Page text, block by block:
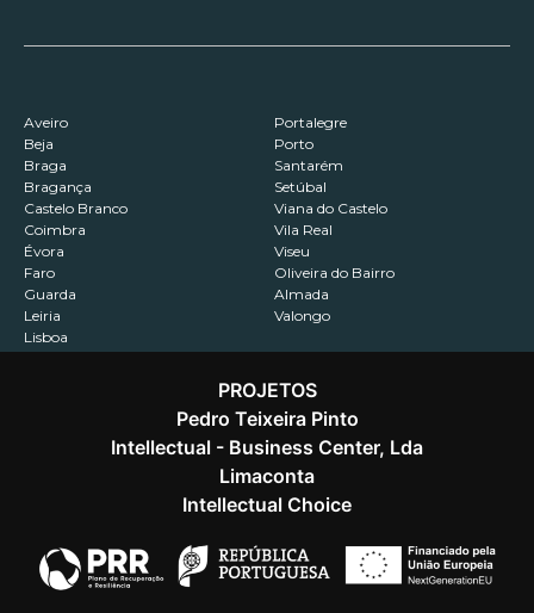
Aveiro
Beja
Braga
Bragança
Castelo Branco
Coimbra
Évora
Faro
Guarda
Leiria
Lisboa
Portalegre
Porto
Santarém
Setúbal
Viana do Castelo
Vila Real
Viseu
Oliveira do Bairro
Almada
Valongo
Contactos Recrutamento Política de Privacidade
@2026 Capitalizar. Todos os direitos reservados.
PROJETOS
Pedro Teixeira Pinto
Intellectual - Business Center, Lda
Limaconta
Intellectual Choice